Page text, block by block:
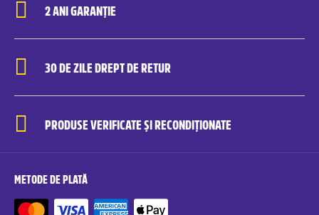
2 ANI GARANȚIE
30 DE ZILE DREPT DE RETUR
PRODUSE VERIFICATE ȘI RECONDIȚIONATE
METODE DE PLATĂ